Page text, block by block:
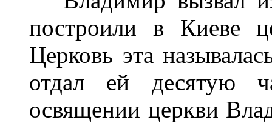
построили в Киеве
Церковь эта
отдал ей десятую
освящении церкви